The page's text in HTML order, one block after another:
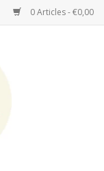
0 Articles - €0,00